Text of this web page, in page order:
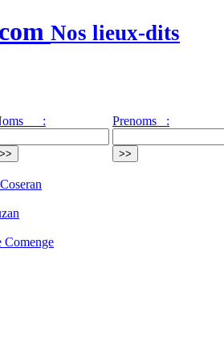
Nos lieux-dits
: Prenoms :
Comenge